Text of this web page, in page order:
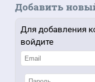
Добавить
Для добавления
войдите